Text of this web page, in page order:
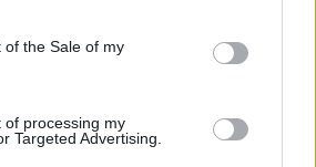
of the Sale of my
of processing my
Targeted Advertising.
kisoihin tällä joukkueella